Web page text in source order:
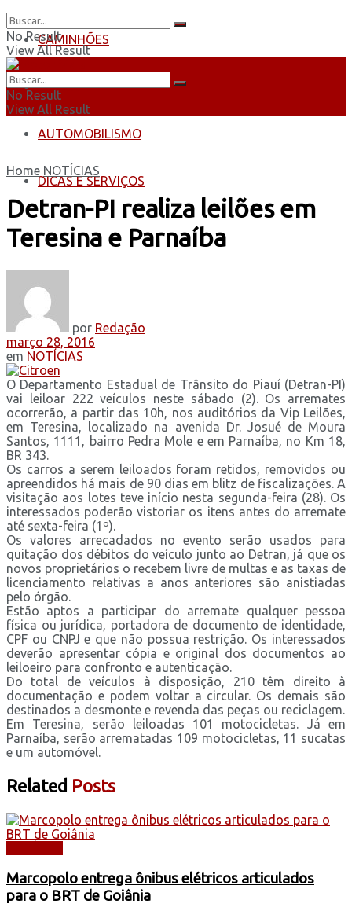
CAMINHÕES
ÔNIBUS
AUTOMOBILISMO
DICAS E SERVIÇOS
No Result
View All Result
No Result
View All Result
Home NOTÍCIAS
Detran-PI realiza leilões em
Teresina e Parnaíba
por Redação
março 28, 2016
em NOTÍCIAS
O Departamento Estadual de Trânsito do Piauí (Detran-PI)
vai leiloar 222 veículos neste sábado (2). Os arremates
ocorrerão, a partir das 10h, nos auditórios da Vip Leilões,
em Teresina, localizado na avenida Dr. Josué de Moura
Santos, 1111, bairro Pedra Mole e em Parnaíba, no Km 18,
BR 343.
Os carros a serem leiloados foram retidos, removidos ou
apreendidos há mais de 90 dias em blitz de fiscalizações. A
visitação aos lotes teve início nesta segunda-feira (28). Os
interessados poderão vistoriar os itens antes do arremate
até sexta-feira (1º).
Os valores arrecadados no evento serão usados para
quitação dos débitos do veículo junto ao Detran, já que os
novos proprietários o recebem livre de multas e as taxas de
licenciamento relativas a anos anteriores são anistiadas
pelo órgão.
Estão aptos a participar do arremate qualquer pessoa
física ou jurídica, portadora de documento de identidade,
CPF ou CNPJ e que não possua restrição. Os interessados
deverão apresentar cópia e original dos documentos ao
leiloeiro para confronto e autenticação.
Do total de veículos à disposição, 210 têm direito à
documentação e podem voltar a circular. Os demais são
destinados a desmonte e revenda das peças ou reciclagem.
Em Teresina, serão leiloadas 101 motocicletas. Já em
Parnaíba, serão arrematadas 109 motocicletas, 11 sucatas
e um automóvel.
Related Posts
Marcopolo entrega ônibus elétricos articulados
para o BRT de Goiânia